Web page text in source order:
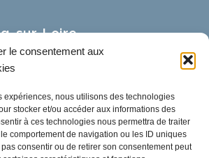
le consentement aux
expériences, nous utilisons des technologies
stocker et/ou accéder aux informations des
à ces technologies nous permettra de traiter
comportement de navigation ou les ID uniques
consentir ou de retirer son consentement peut
sur-Loire
Mairie,
du Général de Gaulle,
02 38 46 94 94
sur-loire.com